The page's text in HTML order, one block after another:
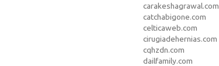
carakeshagrawal.com
catchabigone.com
celticaweb.com
cirugiadehernias.com
cqhzdn.com
dailfamily.com